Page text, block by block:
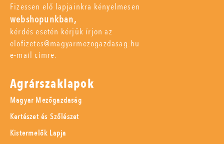
Fizessen elő lapjainkra kényelmesen
webshopunkban,
kérdés esetén kérjük írjon az
elofizetes@magyarmezogazdasag.hu
e-mail címre.
Agrárszaklapok
Magyar Mezőgazdaság
Kertészet és Szőlészet
Kistermelők Lapja